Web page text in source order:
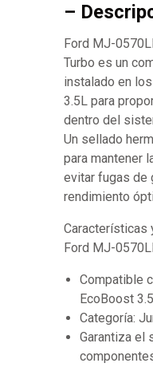
–
Ford MJ-
Turbo es un
instalado en
3.5L para
dentro del
Un sellado
para mantener
evitar fugas de
rendimiento
Características
Ford MJ-
Compatible
EcoBoost
Categoría:
Garantiza el